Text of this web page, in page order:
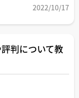
2022/10/17
判について教